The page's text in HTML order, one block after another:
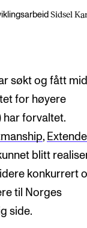
Sidsel
søkt og fått
for høyere
har forvaltet.
,
blitt
konkurrert
til Norges
side.